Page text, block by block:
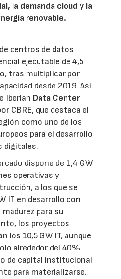
la demanda cloud y la
renovable.
centros de datos
ejecutable de 4,5
tras multiplicar por
desde 2019. Así
Iberian Data Center
CBRE, que destaca el
como uno de los
para el desarrollo
digitales.
dispone de 1,4 GW
operativas y
a los que se
IT en desarrollo con
para su
los proyectos
los 10,5 GW IT, aunque
alrededor del 40%
de capital institucional
para materializarse.